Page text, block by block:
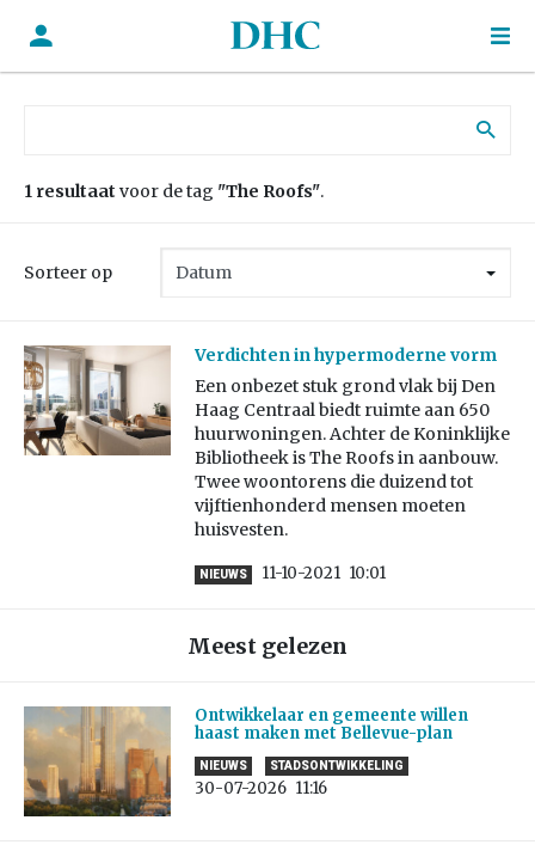
1 resultaat voor de tag "The Roofs".
Sorteer op
Verdichten in hypermoderne vorm
Een onbezet stuk grond vlak bij Den
Haag Centraal biedt ruimte aan 650
huurwoningen. Achter de Koninklijke
Bibliotheek is The Roofs in aanbouw.
Twee woontorens die duizend tot
vijftienhonderd mensen moeten
huisvesten.
NIEUWS 11-10-2021 10:01
Meest gelezen
Ontwikkelaar en gemeente willen
haast maken met Bellevue-plan
NIEUWS STADSONTWIKKELING
30-07-2026 11:16